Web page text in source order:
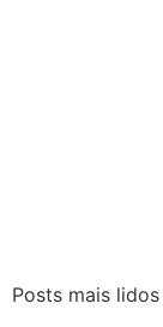
Posts mais lidos